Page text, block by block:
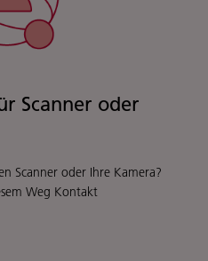
Scanner oder
Scanner oder Ihre Kamera?
Weg Kontakt